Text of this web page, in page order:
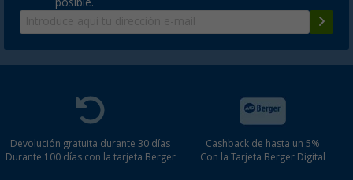
Devolución gratuita durante 30 días
Durante 100 días con la tarjeta Berger
Cashback de hasta un 5%
Con la Tarjeta Berger Digital